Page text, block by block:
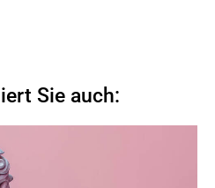
Sie auch: